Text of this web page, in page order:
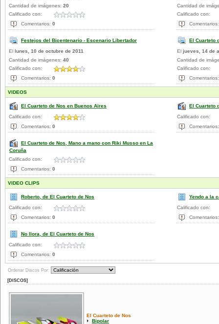
Cantidad de imágenes: 20
Calificado con:
Comentarios: 0
Cantidad de
Calificado con:
Festejos del Bicentenario - Escenario Libertador
El lunes, 10 de octubre de 2011
Cantidad de imágenes: 40
Calificado con:
Comentarios: 0
El Cuarteto
El jueves, 14 de
Cantidad de
Calificado con:
VIDEOS
El Cuarteto de Nos en Buenos Aires
Calificado con:
Comentarios: 0
El Cuarteto
Calificado con:
El Cuarteto de Nos, Mano a mano con Riki Musso en La
Coruña
Calificado con:
Comentarios: 0
VIDEO CLIPS
Roberto, de El Cuarteto de Nos
Calificado con:
Comentarios: 0
Yendo a la
Calificado con:
No llora, de El Cuarteto de Nos
Calificado con:
Comentarios: 0
Ordenar Discos Por:
[DISCOS]
El Cuarteto de Nos
Bipolar